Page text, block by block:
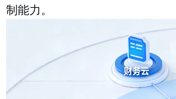
制能力。